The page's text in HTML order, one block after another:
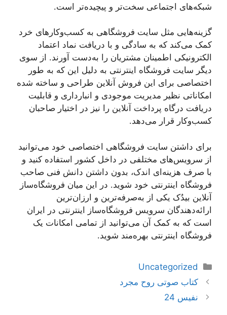
شبکه‌های اجتماعی سخت‌تر و پیچیده‌تر است.
گزینه‌هایی مثل سایت فروشگاهی به کسب‌وکارهای خرد
کمک می‌کند که به سادگی و با دریافت نماد اعتماد
الکترونیکی اطمینان مشتریان را به‌دست آورند. از سوی
دیگر سایت فروشگاه اینترنتی به دلیل این که به طور
اختصاصی برای این فروش آنلاین طراحی و ساخته شده
امکاناتی نظیر مدیریت موجودی و انبارداری و قابلیت
دریافت درگاه پرداخت آنلاین را نیز در اختیار صاحبان
کسب‌وکار قرار می‌دهد.
برای داشتن سایت فروشگاهی اختصاصی خود می‌توانید
از سرویس‌های مختلفی در داخل کشور استفاده کنید و
با صرف هزینه‌ای اندک، بدون داشتن دانش فنی صاحب
فروشگاه اینترنتی خود شوید. در این میان فروشگاه‌ساز
آنلاین بیدُک یکی از به‌صرفه‌ترین و ارزان‌ترین
ارائه‌دهندگان سرویس فروشگاه‌ساز اینترنتی در ایران
است که به کمک آن می‌توانید از تمامی امکانات یک
فروشگاه اینترنتی بهره‌مند شوید.
دسته‌ها
Uncategorized
ناوبری
نوشته‌ها
کتاب صوتی روح مجرد
نفیس 24